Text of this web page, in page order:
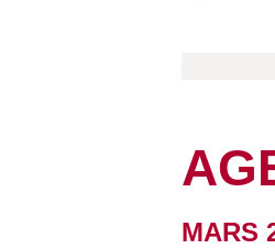
MARS